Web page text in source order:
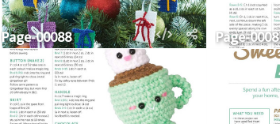
Page-00088 Page-